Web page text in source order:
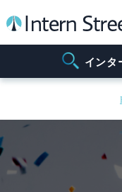
インタ